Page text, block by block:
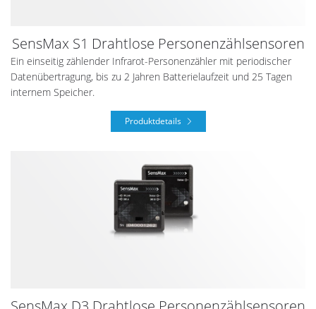
SensMax S1 Drahtlose Personenzählsensoren
Ein einseitig zählender Infrarot-Personenzähler mit periodischer
Datenübertragung, bis zu 2 Jahren Batterielaufzeit und 25 Tagen
internem Speicher.
Produktdetails